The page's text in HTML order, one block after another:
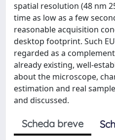
spatial resolution (48 nm
time as low as a few
reasonable acquisition
desktop footprint. Such
regarded as a
already existing, well-
about the microscope,
estimation and real
and discussed.
Scheda breve